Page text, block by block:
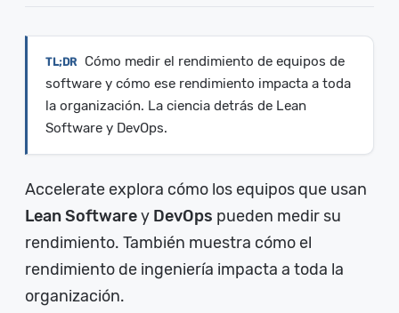
Cómo medir el rendimiento de equipos de
software y cómo ese rendimiento impacta a toda
la organización. La ciencia detrás de Lean
Software y DevOps.
Accelerate explora cómo los equipos que usan
Lean Softwarey DevOps pueden medir su
rendimiento. También muestra cómo el
rendimiento de ingeniería impacta a toda la
organización.